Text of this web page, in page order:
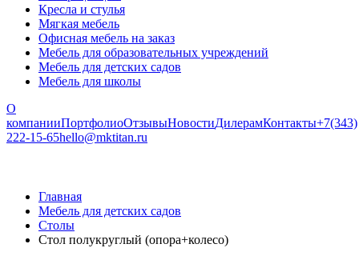
Кресла и стулья
Мягкая мебель
Офисная мебель на заказ
Мебель для образовательных учреждений
Мебель для детских садов
Мебель для школы
О
компанииПортфолиоОтзывыНовостиДилерамКонтакты+7(343)
222-15-65hello@mktitan.ru
Главная
Мебель для детских садов
Столы
Стол полукруглый (опора+колесо)